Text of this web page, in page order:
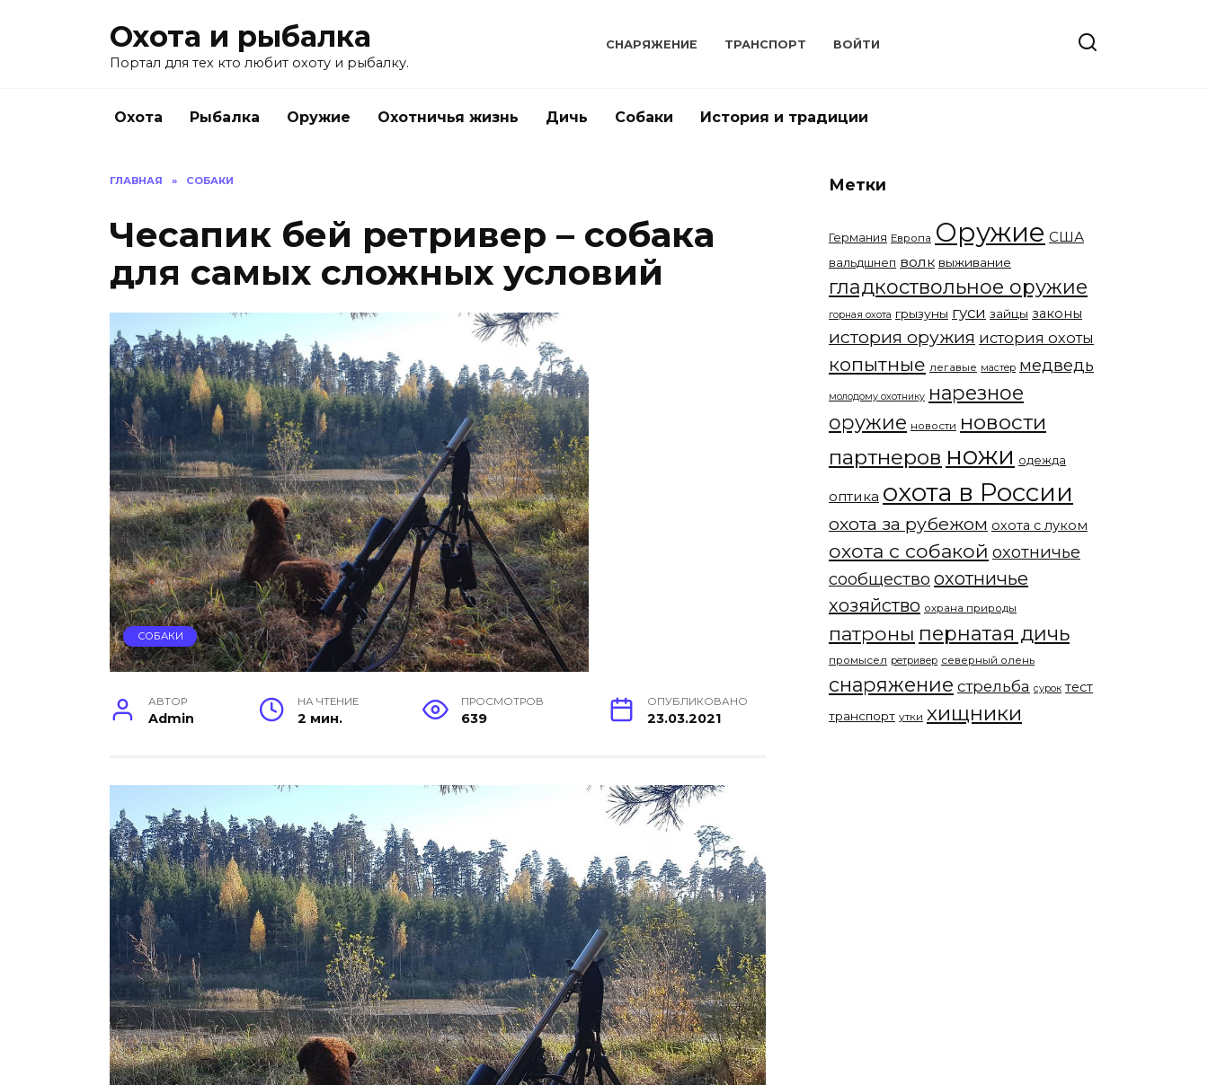
Охота и рыбалка
Портал для тех кто любит охоту и рыбалку.
СНАРЯЖЕНИЕ ТРАНСПОРТ ВОЙТИ
Охота Рыбалка Оружие Охотничья жизнь Дичь Собаки История и традиции
ГЛАВНАЯ » СОБАКИ
Чесапик бей ретривер – собака
для самых сложных условий
СОБАКИ
АВТОР
Admin
НА ЧТЕНИЕ
2 мин.
ПРОСМОТРОВ
639
ОПУБЛИКОВАНО
23.03.2021
Метки
Германия Европа Оружие США
вальдшнеп волк выживание
гладкоствольное оружие
горная охота грызуны гуси зайцы законы
история оружия история охоты
копытные легавые мастер медведь
молодому охотнику нарезное
оружие новости новости
партнеров ножи одежда
оптика охота в России
охота за рубежом охота с луком
охота с собакой охотничье
сообщество охотничье
хозяйство охрана природы
патроны пернатая дичь
промысел ретривер северный олень
снаряжение стрельба сурок тест
транспорт утки хищники